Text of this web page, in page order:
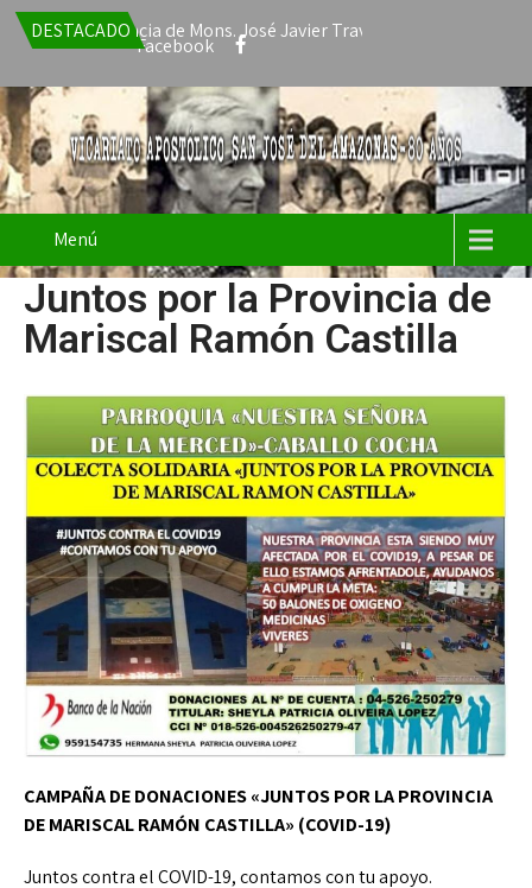
DESTACADO
la renuncia de Mons. José Javier Travieso como Vicario
Facebook
Menú
Juntos por la Provincia de
Mariscal Ramón Castilla
CAMPAÑA DE DONACIONES «JUNTOS POR LA PROVINCIA
DE MARISCAL RAMÓN CASTILLA» (COVID-19)
Juntos contra el COVID-19, contamos con tu apoyo.